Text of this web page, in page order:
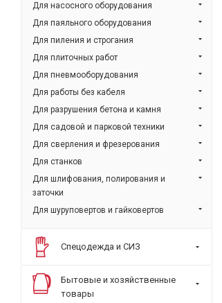
Для насосного оборудования
Для паяльного оборудования
Для пиления и строгания
Для плиточных работ
Для пневмооборудования
Для работы без кабеля
Для разрушения бетона и камня
Для садовой и парковой техники
Для сверления и фрезерования
Для станков
Для шлифования, полирования и
заточки
Для шуруповертов и гайковертов
Спецодежда и СИЗ
Бытовые и хозяйственные
товары